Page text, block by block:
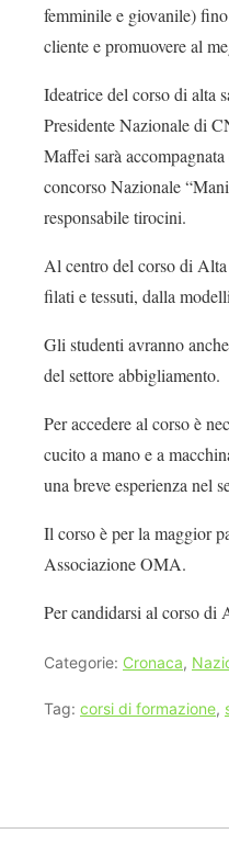
femminile e giovanile)
cliente e promuovere al
Ideatrice del corso di alta
Presidente Nazionale di
Maffei sarà accompagnata
concorso Nazionale
responsabile tirocini.
Al centro del corso di
filati e tessuti, dalla
Gli studenti avranno
del settore abbigliamento.
Per accedere al corso è
cucito a mano e a
una breve esperienza nel
Il corso è per la maggior
Associazione OMA.
Per candidarsi al corso di
Categorie: Cronaca,
Tag: corsi di formazione,